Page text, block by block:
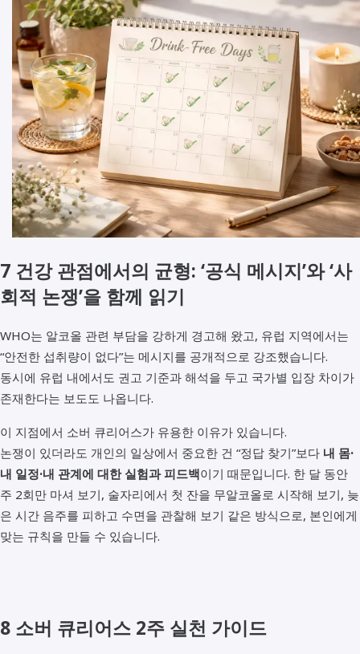
7 건강 관점에서의 균형: ‘공식 메시지’와 ‘사
회적 논쟁’을 함께 읽기
WHO는 알코올 관련 부담을 강하게 경고해 왔고, 유럽 지역에서는
“안전한 섭취량이 없다”는 메시지를 공개적으로 강조했습니다.
동시에 유럽 내에서도 권고 기준과 해석을 두고 국가별 입장 차이가
존재한다는 보도도 나옵니다.
이 지점에서 소버 큐리어스가 유용한 이유가 있습니다.
논쟁이 있더라도 개인의 일상에서 중요한 건 “정답 찾기”보다 내 몸·
내 일정·내 관계에 대한 실험과 피드백이기 때문입니다. 한 달 동안
주 2회만 마셔 보기, 술자리에서 첫 잔을 무알코올로 시작해 보기, 늦
은 시간 음주를 피하고 수면을 관찰해 보기 같은 방식으로, 본인에게
맞는 규칙을 만들 수 있습니다.
8 소버 큐리어스 2주 실천 가이드